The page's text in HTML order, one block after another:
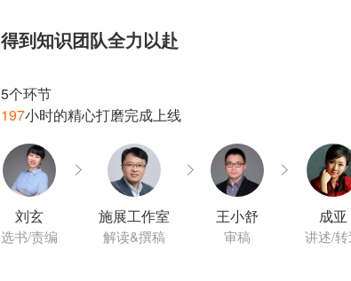
得到知识团队全力以赴
5个环节
197
小时的精心打磨完成上线
刘玄
选书/责编
施展工作室
解读&撰稿
王小舒
审稿
成亚
讲述/转